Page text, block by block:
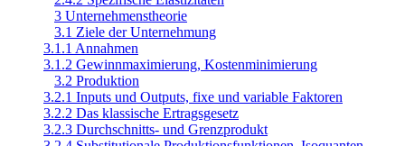
3 Unternehmenstheorie
3.1 Ziele der Unternehmung
3.1.1 Annahmen
3.1.2 Gewinnmaximierung, Kostenminimierung
3.2 Produktion
3.2.1 Inputs und Outputs, fixe und variable Faktoren
3.2.2 Das klassische Ertragsgesetz
3.2.3 Durchschnitts- und Grenzprodukt